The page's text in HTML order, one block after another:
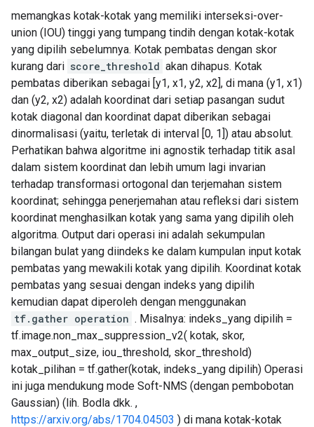
memangkas kotak-kotak yang memiliki interseksi-over-
union (IOU) tinggi yang tumpang tindih dengan kotak-kotak
yang dipilih sebelumnya. Kotak pembatas dengan skor
kurang dari score_threshold akan dihapus. Kotak
pembatas diberikan sebagai [y1, x1, y2, x2], di mana (y1, x1)
dan (y2, x2) adalah koordinat dari setiap pasangan sudut
kotak diagonal dan koordinat dapat diberikan sebagai
dinormalisasi (yaitu, terletak di interval [0, 1]) atau absolut.
Perhatikan bahwa algoritme ini agnostik terhadap titik asal
dalam sistem koordinat dan lebih umum lagi invarian
terhadap transformasi ortogonal dan terjemahan sistem
koordinat; sehingga penerjemahan atau refleksi dari sistem
koordinat menghasilkan kotak yang sama yang dipilih oleh
algoritma. Output dari operasi ini adalah sekumpulan
bilangan bulat yang diindeks ke dalam kumpulan input kotak
pembatas yang mewakili kotak yang dipilih. Koordinat kotak
pembatas yang sesuai dengan indeks yang dipilih
kemudian dapat diperoleh dengan menggunakan
tf.gather operation . Misalnya: indeks_yang dipilih =
tf.image.non_max_suppression_v2( kotak, skor,
max_output_size, iou_threshold, skor_threshold)
kotak_pilihan = tf.gather(kotak, indeks_yang dipilih) Operasi
ini juga mendukung mode Soft-NMS (dengan pembobotan
Gaussian) (lih. Bodla dkk. ,
https://arxiv.org/abs/1704.04503 ) di mana kotak-kotak